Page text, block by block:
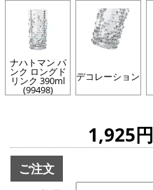
ナハトマン パ
ンク ロングド
リンク 390ml
(99498)
デコレーション
1,925円
ご注文